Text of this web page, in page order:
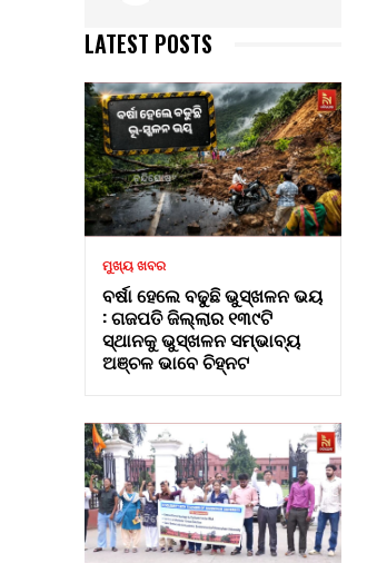
LATEST POSTS
ମୁଖ୍ୟ ଖବର
ବର୍ଷା ହେଲେ ବଢୁଛି ଭୁସ୍ଖଳନ ଭୟ
: ଗଜପତି ଜିଲ୍ଲାର ୧୩୯ଟି
ସ୍ଥାନକୁ ଭୁସ୍ଖଳନ ସମ୍ଭାବ୍ୟ
ଅଞ୍ଚଳ ଭାବେ ଚିହ୍ନଟ